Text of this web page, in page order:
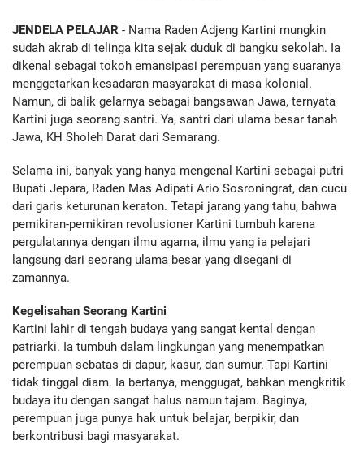
JENDELA PELAJAR - Nama Raden Adjeng Kartini mungkin
sudah akrab di telinga kita sejak duduk di bangku sekolah. Ia
dikenal sebagai tokoh emansipasi perempuan yang suaranya
menggetarkan kesadaran masyarakat di masa kolonial.
Namun, di balik gelarnya sebagai bangsawan Jawa, ternyata
Kartini juga seorang santri. Ya, santri dari ulama besar tanah
Jawa, KH Sholeh Darat dari Semarang.
Selama ini, banyak yang hanya mengenal Kartini sebagai putri
Bupati Jepara, Raden Mas Adipati Ario Sosroningrat, dan cucu
dari garis keturunan keraton. Tetapi jarang yang tahu, bahwa
pemikiran-pemikiran revolusioner Kartini tumbuh karena
pergulatannya dengan ilmu agama, ilmu yang ia pelajari
langsung dari seorang ulama besar yang disegani di
zamannya.
Kegelisahan Seorang Kartini
Kartini lahir di tengah budaya yang sangat kental dengan
patriarki. Ia tumbuh dalam lingkungan yang menempatkan
perempuan sebatas di dapur, kasur, dan sumur. Tapi Kartini
tidak tinggal diam. Ia bertanya, menggugat, bahkan mengkritik
budaya itu dengan sangat halus namun tajam. Baginya,
perempuan juga punya hak untuk belajar, berpikir, dan
berkontribusi bagi masyarakat.